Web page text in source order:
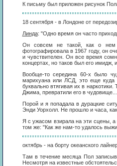
К письму был приложен рисунок
18 сентября - в Лондоне от
Линда: "Одно время он часто
Он совсем не такой, как о нем
фотографировала в 1967 году, он
и чувствителен. Он все время
концертах, но таков был его имидж,
Вообще-то середина 60-х было
марихуана или ЛСД, это еще куда
буквально втягивая их в
Джима, превратили его в чудовище...
Порой и я попадала в дурацкие
Энди Уорхолл. Не прошло и часа,
Я с ужасом взирала на эти сцены,
том же: "Как же нам-то удалось
октябрь - на борту океанского
Там в течение месяца Пол
Несмотря на известные